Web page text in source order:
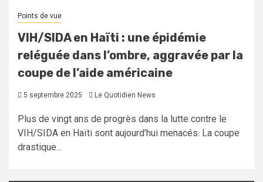
Points de vue
VIH/SIDA en Haïti : une épidémie
reléguée dans l’ombre, aggravée par la
coupe de l’aide américaine
5 septembre 2025 Le Quotidien News
Plus de vingt ans de progrès dans la lutte contre le
VIH/SIDA en Haïti sont aujourd’hui menacés. La coupe
drastique...